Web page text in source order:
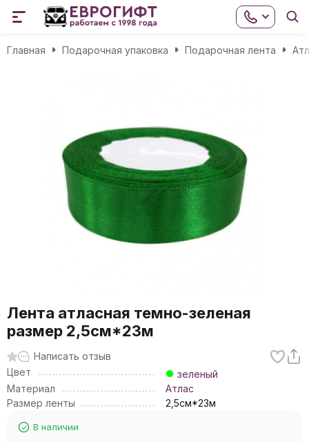
Главная Подарочная упаковка Подарочная лента
Лента атласная темно-зеленая
размер 2,5см*23м
Написать отзыв
Цвет
зеленый
Материал
Атлас
Размер ленты
2,5см*23м
В наличии